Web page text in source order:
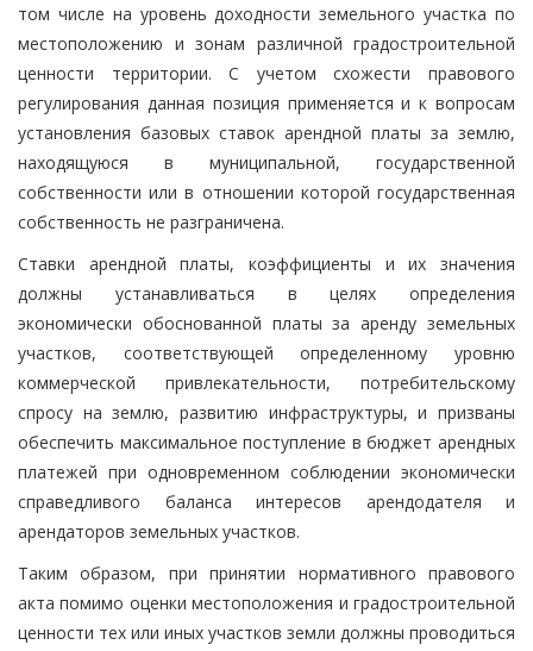
том числе на уровень доходности земельного участка по
местоположению и зонам различной градостроительной
ценности территории. С учетом схожести правового
регулирования данная позиция применяется и к вопросам
установления базовых ставок арендной платы за землю,
находящуюся в муниципальной, государственной
собственности или в отношении которой государственная
собственность не разграничена.
Ставки арендной платы, коэффициенты и их значения
должны устанавливаться в целях определения
экономически обоснованной платы за аренду земельных
участков, соответствующей определенному уровню
коммерческой привлекательности, потребительскому
спросу на землю, развитию инфраструктуры, и призваны
обеспечить максимальное поступление в бюджет арендных
платежей при одновременном соблюдении экономически
справедливого баланса интересов арендодателя и
арендаторов земельных участков.
Таким образом, при принятии нормативного правового
акта помимо оценки местоположения и градостроительной
ценности тех или иных участков земли должны проводиться